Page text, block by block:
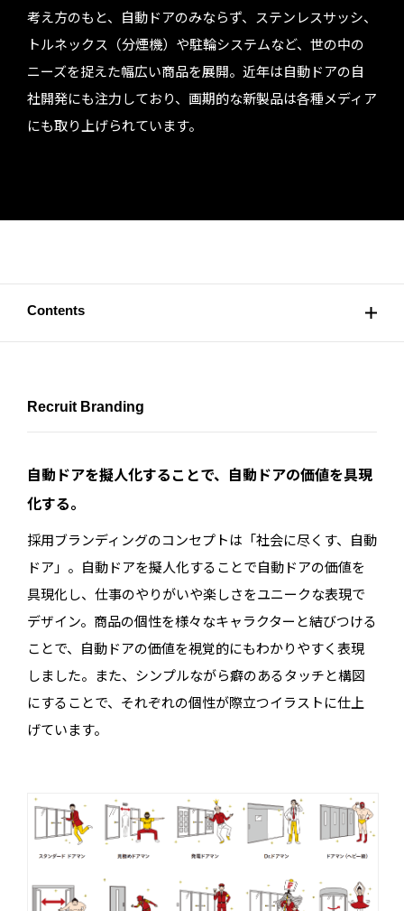
考え方のもと、自動ドアのみならず、ステンレスサッシ、
トルネックス（分煙機）や駐輪システムなど、世の中の
ニーズを捉えた幅広い商品を展開。近年は自動ドアの自
社開発にも注力しており、画期的な新製品は各種メディア
にも取り上げられています。
Contents
Recruit Branding
自動ドアを擬人化することで、自動ドアの価値を具現
化する。
採用ブランディングのコンセプトは「社会に尽くす、自動
ドア」。自動ドアを擬人化することで自動ドアの価値を
具現化し、仕事のやりがいや楽しさをユニークな表現で
デザイン。商品の個性を様々なキャラクターと結びつける
ことで、自動ドアの価値を視覚的にもわかりやすく表現
しました。また、シンプルながら癖のあるタッチと構図
にすることで、それぞれの個性が際立つイラストに仕上
げています。